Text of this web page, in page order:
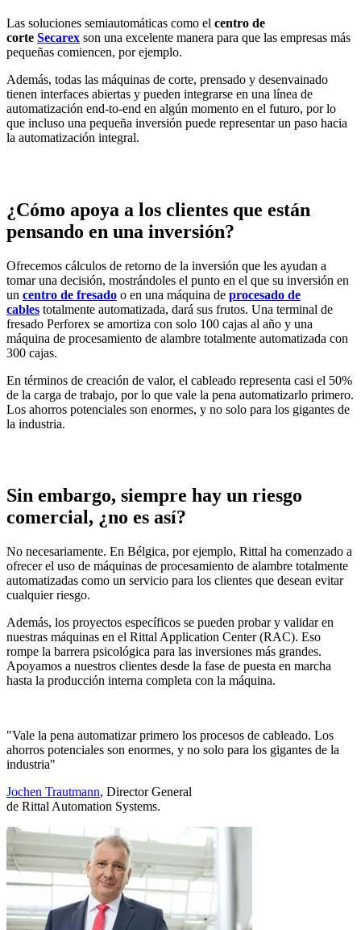
Las soluciones semiautomáticas como el centro de
corte Secarex son una excelente manera para que las empresas más
pequeñas comiencen, por ejemplo.
Además, todas las máquinas de corte, prensado y desenvainado
tienen interfaces abiertas y pueden integrarse en una línea de
automatización end-to-end en algún momento en el futuro, por lo
que incluso una pequeña inversión puede representar un paso hacia
la automatización integral.
¿Cómo apoya a los clientes que están
pensando en una inversión?
Ofrecemos cálculos de retorno de la inversión que les ayudan a
tomar una decisión, mostrándoles el punto en el que su inversión en
un centro de fresado o en una máquina de procesado de
cables totalmente automatizada, dará sus frutos. Una terminal de
fresado Perforex se amortiza con solo 100 cajas al año y una
máquina de procesamiento de alambre totalmente automatizada con
300 cajas.
En términos de creación de valor, el cableado representa casi el 50%
de la carga de trabajo, por lo que vale la pena automatizarlo primero.
Los ahorros potenciales son enormes, y no solo para los gigantes de
la industria.
Sin embargo, siempre hay un riesgo
comercial, ¿no es así?
No necesariamente. En Bélgica, por ejemplo, Rittal ha comenzado a
ofrecer el uso de máquinas de procesamiento de alambre totalmente
automatizadas como un servicio para los clientes que desean evitar
cualquier riesgo.
Además, los proyectos específicos se pueden probar y validar en
nuestras máquinas en el Rittal Application Center (RAC). Eso
rompe la barrera psicológica para las inversiones más grandes.
Apoyamos a nuestros clientes desde la fase de puesta en marcha
hasta la producción interna completa con la máquina.
"Vale la pena automatizar primero los procesos de cableado. Los
ahorros potenciales son enormes, y no solo para los gigantes de la
industria"
Jochen Trautmann, Director General
de Rittal Automation Systems.